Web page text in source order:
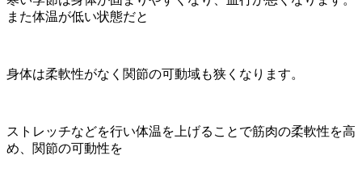
また体温が低い状態だと
身体は柔軟性がなく関節の可動域も狭くなります。
ストレッチなどを行い体温を上げることで筋肉の柔軟性を高
め、 関節の可動性を